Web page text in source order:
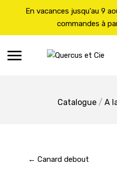
En vacances jusqu'au 9
commandes à
Catalogue / A
← Canard debout